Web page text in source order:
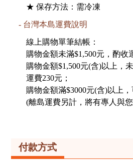
★ 保存方法：需冷凍
台灣本島運費說明
線上購物單筆結帳：
購物金額未滿$1,500元，酌收
購物金額$1,500元(含)以上，
運費230元；
購物金額滿$3000元(含)以上
(離島運費另計，將有專人與
付款方式